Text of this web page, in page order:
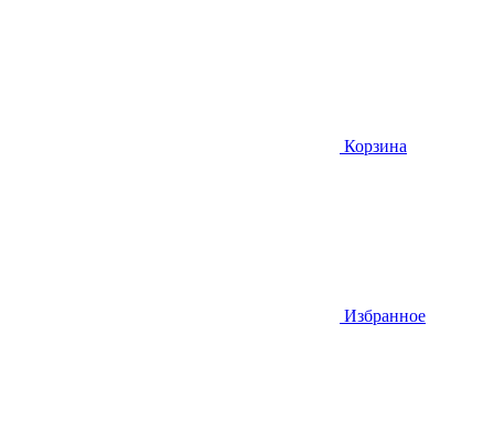
Корзина
Избранное